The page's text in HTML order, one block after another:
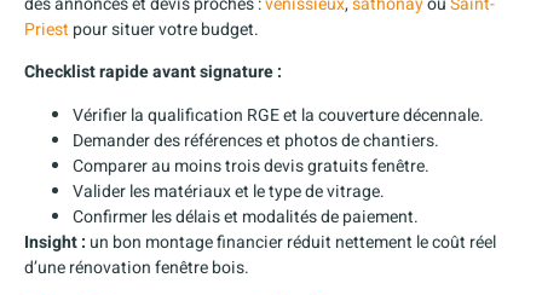
Priest pour situer votre budget.
Checklist rapide avant signature :
Vérifier la qualification RGE et la couverture décennale.
Demander des références et photos de chantiers.
Comparer au moins trois devis gratuits fenêtre.
Valider les matériaux et le type de vitrage.
Confirmer les délais et modalités de paiement.
Insight : un bon montage financier réduit nettement le coût réel
d’une rénovation fenêtre bois.